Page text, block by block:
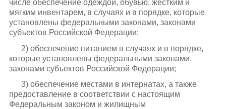
числе обеспечение одеждой, обувью, жестким и
мягким инвентарем, в случаях и в порядке, которые
установлены федеральными законами, законами
субъектов Российской Федерации;
2) обеспечение питанием в случаях и в порядке,
которые установлены федеральными законами,
законами субъектов Российской Федерации;
3) обеспечение местами в интернатах, а также
предоставление в соответствии с настоящим
Федеральным законом и жилищным